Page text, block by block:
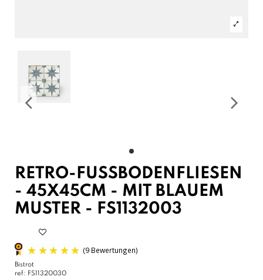
RETRO-FUSSBODENFLIESEN -
45X45CM - MIT BLAUEM M
USTER - FS1132003
Bistrot
ref: FS11320030